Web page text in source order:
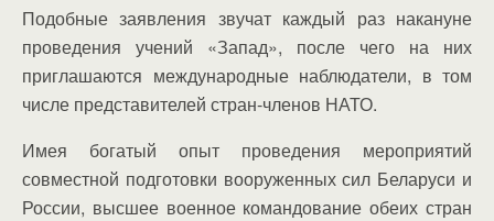
Подобные заявления звучат каждый раз накануне
проведения учений «Запад», после чего на них
приглашаются международные наблюдатели, в том
числе представителей стран-членов НАТО.
Имея богатый опыт проведения мероприятий
совместной подготовки вооруженных сил Беларуси и
России, высшее военное командование обеих стран